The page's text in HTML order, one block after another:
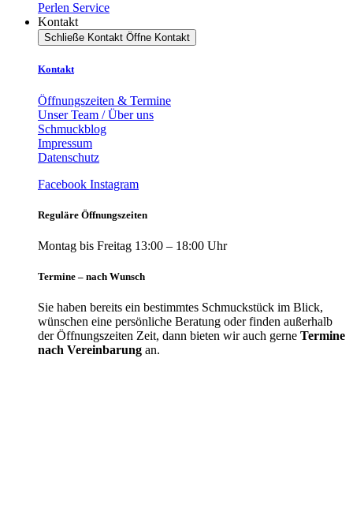
Perlen Service
Kontakt
Schließe Kontakt Öffne Kontakt
Kontakt
Öffnungszeiten & Termine
Unser Team / Über uns
Schmuckblog
Impressum
Datenschutz
Facebook Instagram
Reguläre Öffnungszeiten
Montag bis Freitag 13:00 – 18:00 Uhr
Termine – nach Wunsch
Sie haben bereits ein bestimmtes Schmuckstück im Blick,
wünschen eine persönliche Beratung oder finden außerhalb
der Öffnungszeiten Zeit, dann bieten wir auch gerne Termine
nach Vereinbarung an.